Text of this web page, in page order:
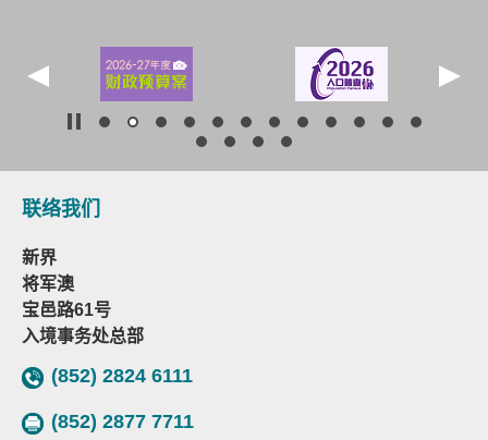
联络我们
新界
将军澳
宝邑路61号
入境事务处总部
(852) 2824 6111
(852) 2877 7711